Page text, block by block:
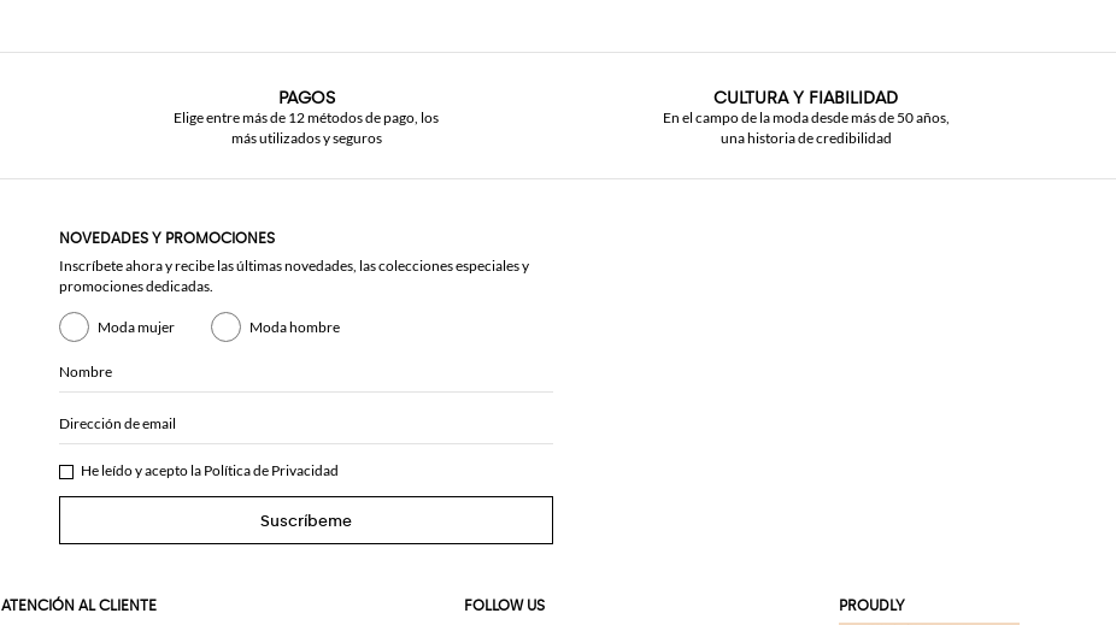
PAGOS
Elige entre más de 12 métodos de pago, los
más utilizados y seguros
CULTURA Y FIABILIDAD
En el campo de la moda desde más de 50 años,
una historia de credibilidad
NOVEDADES Y PROMOCIONES
Inscríbete ahora y recibe las últimas novedades, las colecciones especiales y
promociones dedicadas.
Moda mujer Moda hombre
Nombre
Dirección de email
He leído y acepto la Política de Privacidad
Suscríbeme
ATENCIÓN AL CLIENTE FOLLOW US PROUDLY